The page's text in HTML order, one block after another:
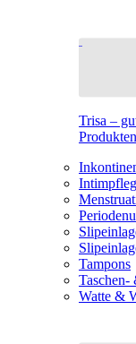
Trisa –
Produkten
Tampons
Taschen-
Watte &